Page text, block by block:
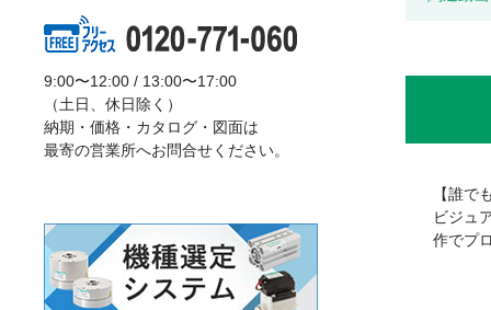
【誰で
ビジュ
作でプ
9:00〜12:00 / 13:00〜17:00
（土日、休日除く）
納期・価格・カタログ・図面は
最寄の営業所へお問合せください。